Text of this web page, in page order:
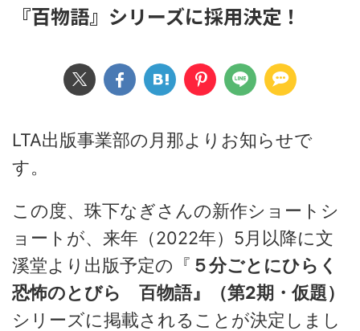
『百物語』シリーズに採用決定！
LTA出版事業部の月那よりお知らせで
す。
この度、珠下なぎさんの新作ショートシ
ョートが、来年（2022年）5月以降に文
溪堂より出版予定の『 ５分ごとにひらく
恐怖のとびら 百物語』（第2期・仮題）
シリーズに掲載されることが決定しまし